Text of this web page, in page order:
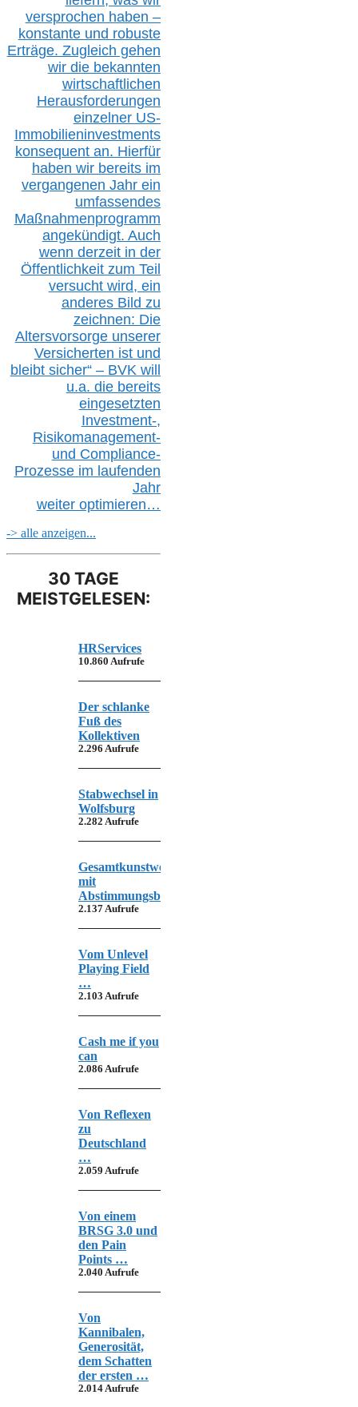
versprochen haben –
konstante und robuste
Erträge. Zugleich gehen
wir die bekannten
wirtschaftlichen
Herausforderungen
einzelner US-
Immobilieninvestments
konsequent an. Hierfür
haben wir bereits im
vergangenen Jahr ein
umfassendes
Maßnahmenprogramm
angekündigt. Auch
wenn derzeit in der
Öffentlichkeit zum Teil
versucht wird, ein
anderes Bild zu
zeichnen: Die
Altersvorsorge unserer
Versicherten ist und
bleibt sicher“ – BVK will
u.a. die bereits
eingesetzten
Investment-,
Risikomanagement-
und Compliance-
Prozesse im laufenden
Jahr
weiter optimieren…
-> alle anzeigen...
30 TAGE
MEISTGELESEN:
HRServices
10.860 Aufrufe
Der schlanke
Fuß des
Kollektiven
2.296 Aufrufe
Stabwechsel in
Wolfsburg
2.282 Aufrufe
Gesamtkunstwerk
mit
Abstimmungsbedarf
2.137 Aufrufe
Vom Unlevel
Playing Field
…
2.103 Aufrufe
Cash me if you
can
2.086 Aufrufe
Von Reflexen
zu
Deutschland
…
2.059 Aufrufe
Von einem
BRSG 3.0 und
den Pain
Points …
2.040 Aufrufe
Von
Kannibalen,
Generosität,
dem Schatten
der ersten …
2.014 Aufrufe